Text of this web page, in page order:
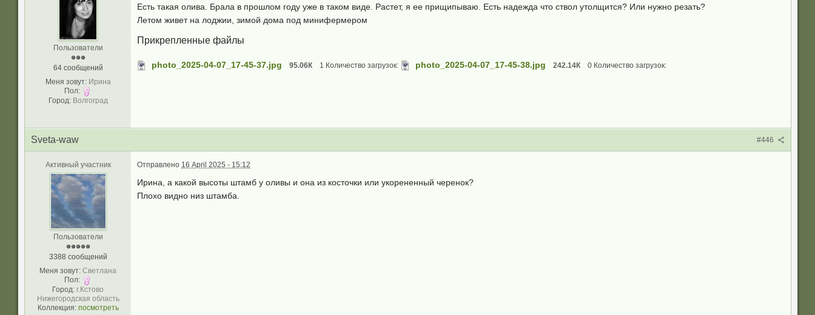
Пользователи
64 сообщений
Меня зовут: Ирина
Пол:
Город: Волгоград
Есть такая олива. Брала в прошлом году уже в таком виде. Растет, я ее прищипываю. Есть надежда что ствол утолщится? Или нужно резать?
Летом живет на лоджии, зимой дома под минифермером
Прикрепленные файлы
photo_2025-04-07_17-45-37.jpg 95.06К 1 Количество загрузок: photo_2025-04-07_17-45-38.jpg 242.14К 0 Количество загрузок:
#446
Sveta-waw
Активный участник
Пользователи
3388 сообщений
Меня зовут: Светлана
Пол:
Город: г.Кстово
Нижегородская область
Коллекция: посмотреть
Отправлено 16 April 2025 - 15:12
Ирина, а какой высоты штамб у оливы и она из косточки или укорененный черенок?
Плохо видно низ штамба.